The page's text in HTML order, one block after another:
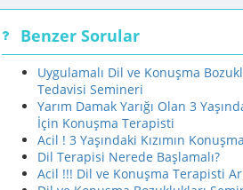
Benzer Sorular
Uygulamalı Dil ve Konuşma
Tedavisi Semineri
Yarım Damak Yarığı Olan 3
İçin Konuşma Terapisti
Acil ! 3 Yaşındaki Kızımın
Dil Terapisi Nerede Başlamalı?
Acil !!! Dil ve Konuşma Terapisti